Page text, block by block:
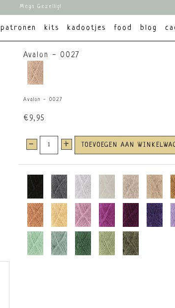
Mega Gezellig!
patronen kits kadootjes food blog
Avalon - 0027
Avalon - 0027
€9,95
- + TOEVOEGEN AAN